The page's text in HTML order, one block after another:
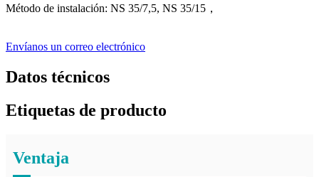
Método de instalación: NS 35/7,5, NS 35/15 ，
Envíanos un correo electrónico
Datos técnicos
Etiquetas de producto
Ventaja